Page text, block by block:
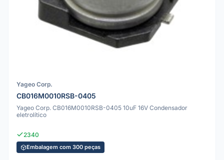
Yageo Corp.
CB016M0010RSB-0405
Yageo Corp. CB016M0010RSB-0405 10uF 16V Condensador
eletrolítico
2340
Embalagem com 300 peças